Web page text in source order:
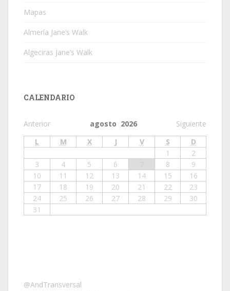
Mapas
Almería Jane’s Walk
Algeciras Jane’s Walk
CALENDARIO
Anterior Siguiente
agosto 2026
L
M X J V S
D
1
2
3
4 5 6 8
9
10
11 12 13 14 15
16
17
18 19 20 21 22
23
24
25 26 27 28 29
30
31
@AndTransversal